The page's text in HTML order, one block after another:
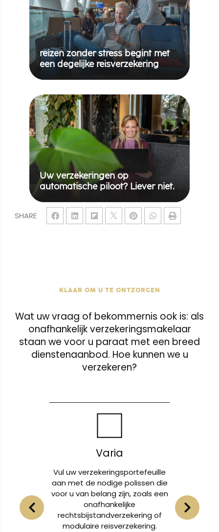
SHARE
reizen zonder stress begint met
een degelijke reisverzekering
Uw verzekeringen op
automatische piloot? Liever niet.
KLAAR OM U TE ONTZORGEN
Wat uw vraag of bekommernis ook is: als
onafhankelijk verzekeringsmakelaar
staan we voor u paraat met een breed
dienstenaanbod. Hoe kunnen we u
verzekeren?
Varia
Vul uw verzekeringsportefeuille
aan met de nodige polissen die
voor u van belang zijn, zoals een
onafhankelijke
rechtsbijstandverzekering of
modulaire reisverzekering.